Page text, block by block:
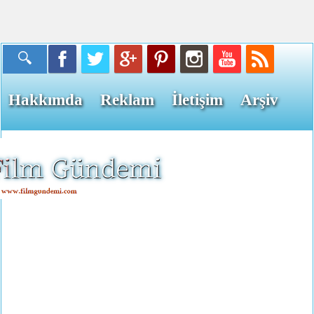
Hakkımda Reklam İletişim Arşiv